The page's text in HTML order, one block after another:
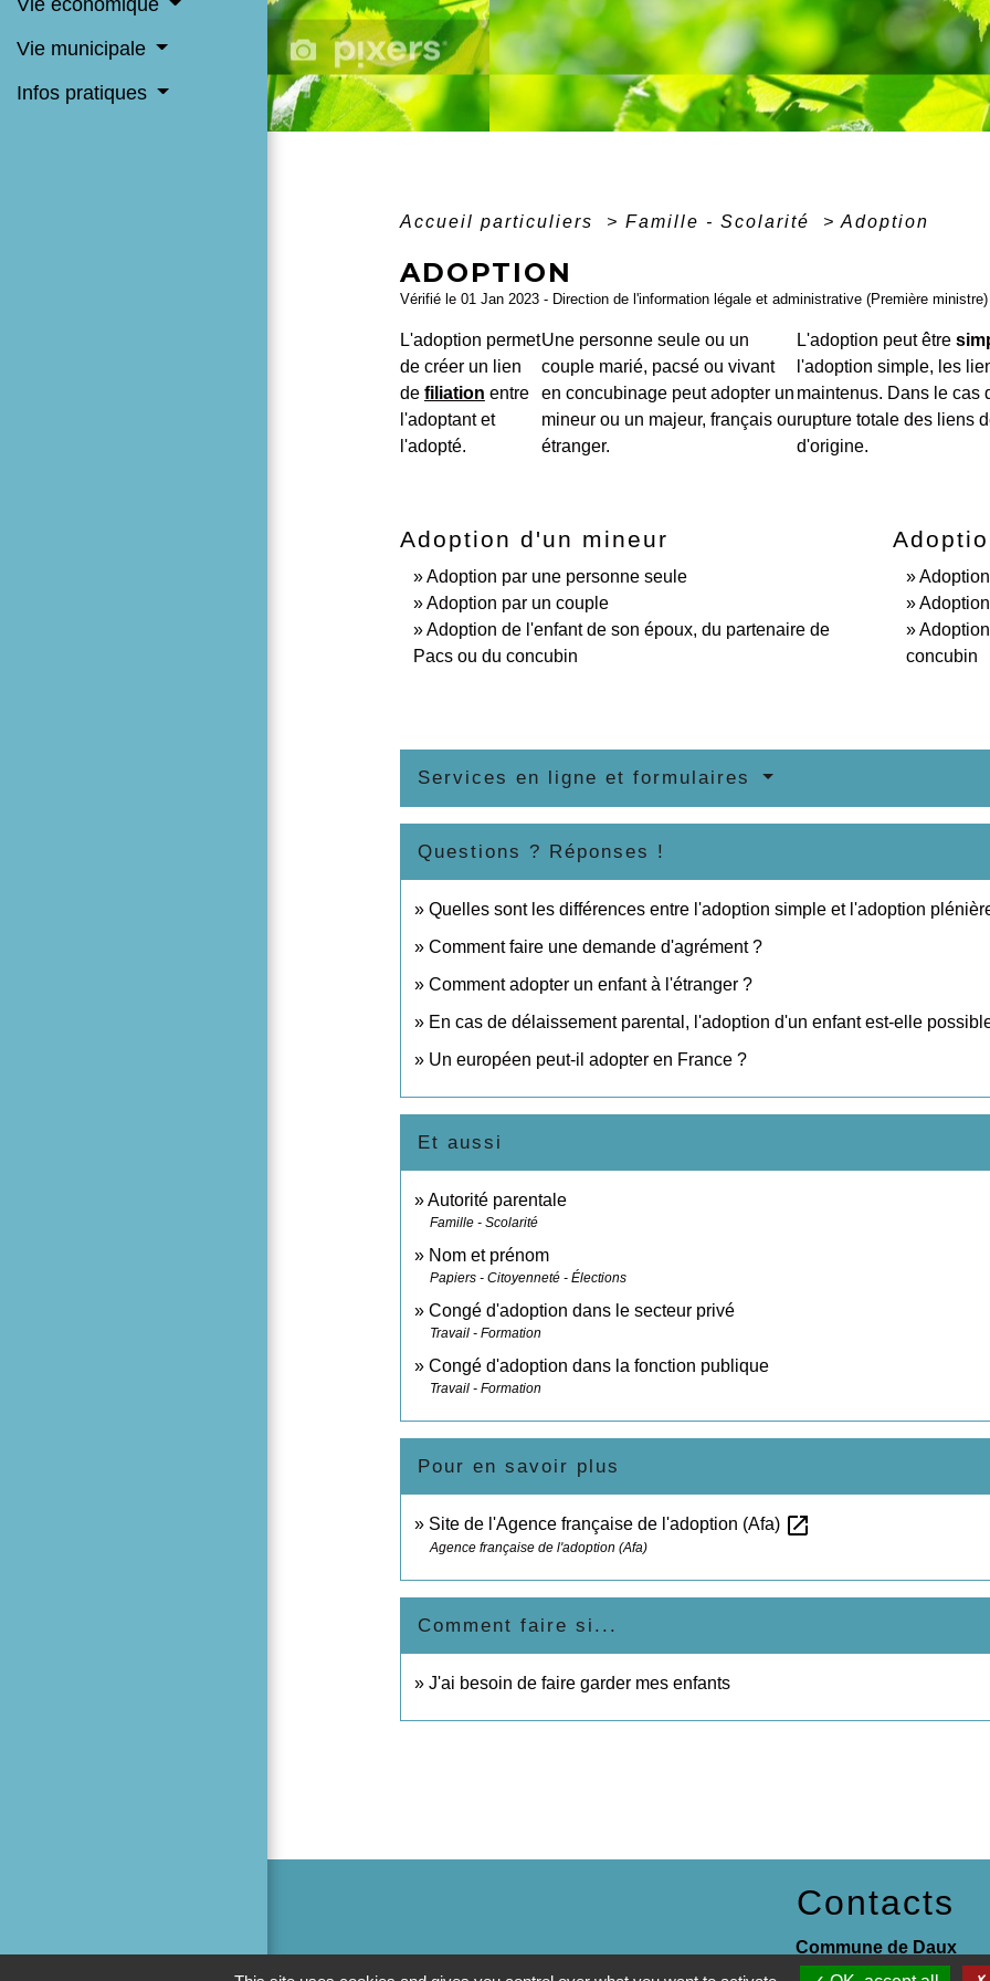
Vie économique
Vie municipale
Infos pratiques
Accueil particuliers > Famille - Scolarité > Adoption
ADOPTION
Vérifié le 01 Jan 2023 - Direction de l'information légale et administrative (Première ministre)
L'adoption permet
de créer un lien
de filiation entre
l'adoptant et
l'adopté.
Une personne seule ou un
couple marié, pacsé ou vivant
en concubinage peut adopter un
mineur ou un majeur, français ou
étranger.
L'adoption peut être
l'adoption simple, les
maintenus. Dans le cas
rupture totale des liens
d'origine.
Adoption d'un mineur
Adoption par une personne seule
Adoption par un couple
Adoption de l'enfant de son époux, du partenaire de
Pacs ou du concubin
concubin
Services en ligne et formulaires
Questions ? Réponses !
Quelles sont les différences entre l'adoption simple et l'adoption
Comment faire une demande d'agrément ?
Comment adopter un enfant à l'étranger ?
En cas de délaissement parental, l'adoption d'un enfant est-elle
Un européen peut-il adopter en France ?
Et aussi
Autorité parentale
Famille - Scolarité
Nom et prénom
Papiers - Citoyenneté - Élections
Congé d'adoption dans le secteur privé
Travail - Formation
Congé d'adoption dans la fonction publique
Travail - Formation
Pour en savoir plus
Site de l'Agence française de l'adoption (Afa) open_in_new
Agence française de l'adoption (Afa)
Comment faire si...
J'ai besoin de faire garder mes enfants
Contacts
Commune de Daux
Place de la Mairie